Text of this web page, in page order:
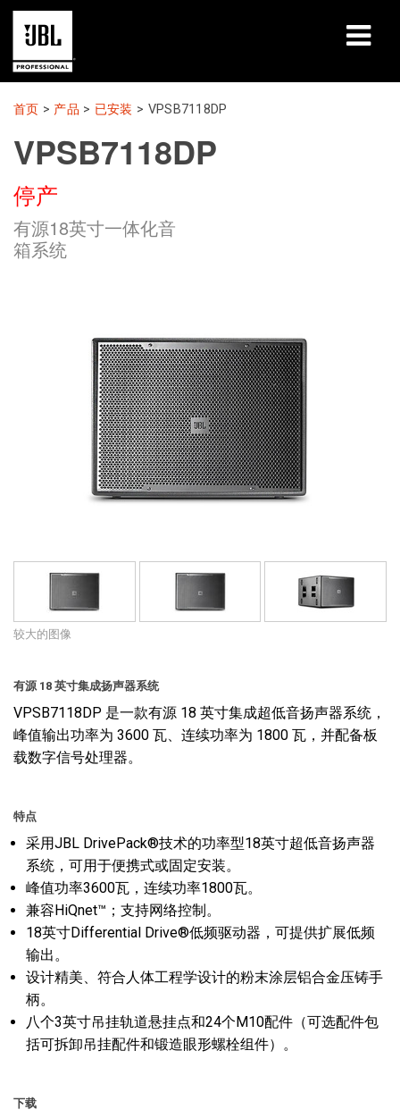
产品
案例研究
学习课程
培训
首页 > 产品 > 已安装 > VPSB7118DP
VPSB7118DP
停产
有源18英寸一体化音
箱系统
较大的图像
有源 18 英寸集成扬声器系统
VPSB7118DP 是一款有源 18 英寸集成超低音扬声器系统，
峰值输出功率为 3600 瓦、连续功率为 1800 瓦，并配备板
载数字信号处理器。
特点
采用JBL DrivePack®技术的功率型18英寸超低音扬声器
系统，可用于便携式或固定安装。
峰值功率3600瓦，连续功率1800瓦。
兼容HiQnet™；支持网络控制。
18英寸Differential Drive®低频驱动器，可提供扩展低频
输出。
设计精美、符合人体工程学设计的粉末涂层铝合金压铸手
柄。
八个3英寸吊挂轨道悬挂点和24个M10配件（可选配件包
括可拆卸吊挂配件和锻造眼形螺栓组件）。
下载